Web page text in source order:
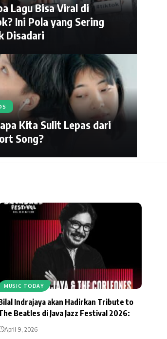
Lagu Bisa Viral di
Ini Pola yang Sering
Disadari
Kita Sulit Lepas dari
Song?
MUSIC TODAY
Indrajaya akan Hadirkan Tribute to
Beatles di Java Jazz Festival 2026:
April 9, 2026